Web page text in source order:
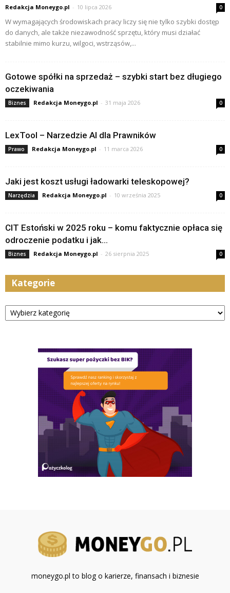
Redakcja Moneygo.pl - 10 lipca 2026 0
W wymagających środowiskach pracy liczy się nie tylko szybki dostęp
do danych, ale także niezawodność sprzętu, który musi działać
stabilnie mimo kurzu, wilgoci, wstrząsów,...
Gotowe spółki na sprzedaż – szybki start bez długiego
oczekiwania
Biznes Redakcja Moneygo.pl - 31 maja 2026 0
LexTool – Narzedzie AI dla Prawników
Prawo Redakcja Moneygo.pl - 11 marca 2026 0
Jaki jest koszt usługi ładowarki teleskopowej?
Narzędzia Redakcja Moneygo.pl - 10 września 2025 0
CIT Estoński w 2025 roku – komu faktycznie opłaca się
odroczenie podatku i jak...
Biznes Redakcja Moneygo.pl - 26 sierpnia 2025 0
Kategorie
Kategorie
moneygo.pl to blog o karierze, finansach i biznesie